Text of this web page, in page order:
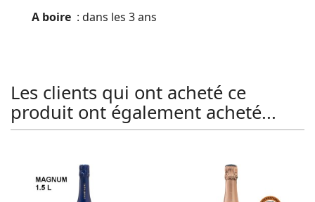
A boire : dans les 3 ans
Les clients qui ont acheté ce
produit ont également acheté...